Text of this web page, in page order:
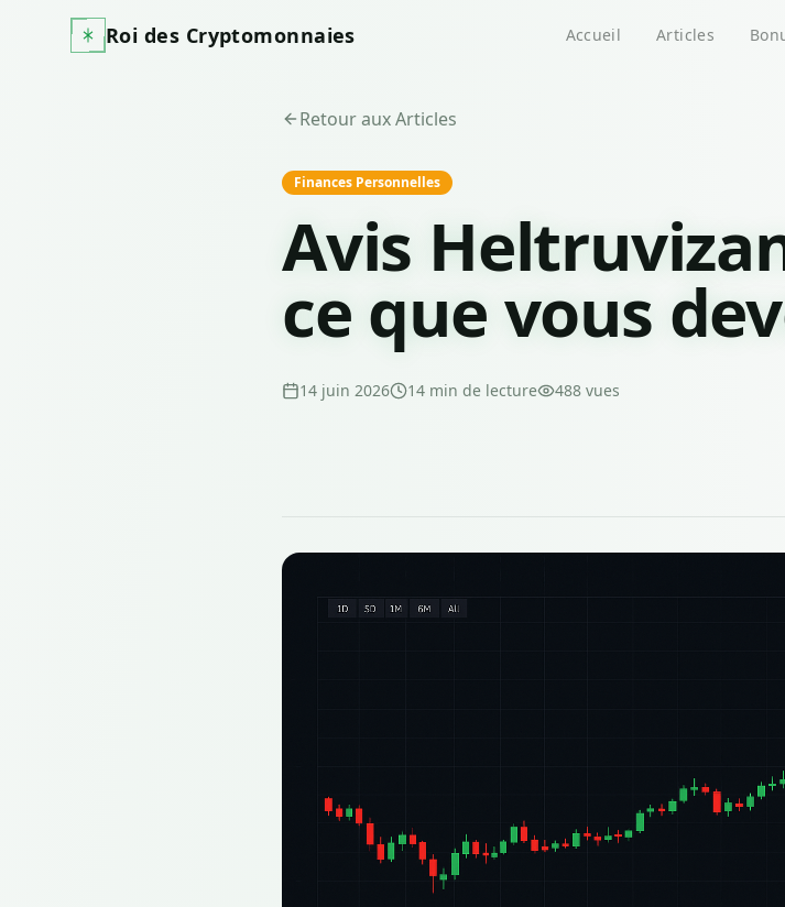
Roi des Cryptomonnaies Accueil Articles
Retour aux Articles
Finances Personnelles
Avis
ce que vous
14 juin 2026 14 min de lecture 488 vues